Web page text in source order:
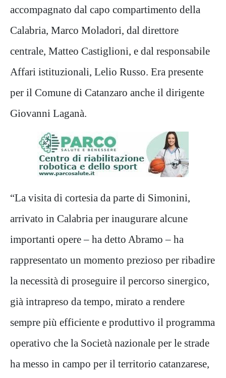
accompagnato dal capo compartimento della
Calabria, Marco Moladori, dal direttore
centrale, Matteo Castiglioni, e dal responsabile
Affari istituzionali, Lelio Russo. Era presente
per il Comune di Catanzaro anche il dirigente
Giovanni Laganà.
“La visita di cortesia da parte di Simonini,
arrivato in Calabria per inaugurare alcune
importanti opere – ha detto Abramo – ha
rappresentato un momento prezioso per ribadire
la necessità di proseguire il percorso sinergico,
già intrapreso da tempo, mirato a rendere
sempre più efficiente e produttivo il programma
operativo che la Società nazionale per le strade
ha messo in campo per il territorio catanzarese,